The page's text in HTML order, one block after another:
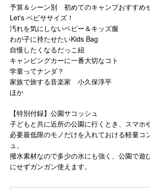
予算＆シーン別 初めてのキャンプおすすめ
Let's ベビササイズ！
汚れを気にしないベビー＆キッズ服
わが子に持たせたいKids Bag
自慢したくなるだっこ紐
キャンピングカーに一番大切なコト
学童ってナンダ？
家族で旅する音楽家 小久保淳平
ほか
【特別付録】公園サコッシュ
子どもと共に近所の公園に行くとき、スマホ
必要最低限のモノだけを入れておける軽量コ
ュ。
撥水素材なので多少の水にも強く、公園で遊
にせずガンガン使えます。